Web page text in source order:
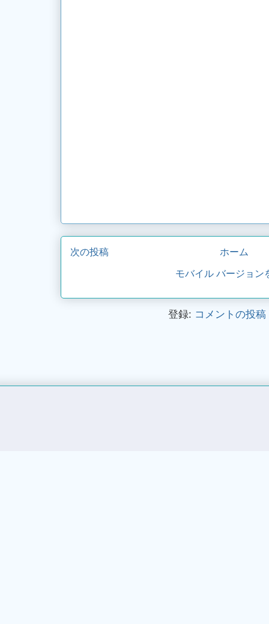
次の投稿 ホーム
モバイル バージョン
登録: コメントの投